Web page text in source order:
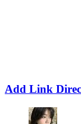
Add Link